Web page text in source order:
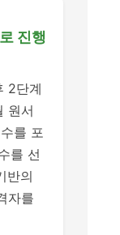
진행
2단계
원서
를 포
를 선
반의
자를